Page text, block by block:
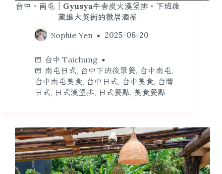
台中、南屯｜Gyusya牛舎炭火漢堡排・下班後
藏進大英街的微居酒屋
Sophie Yen
2025-08-20
台中 Taichung
南屯日式, 台中下班後聚餐, 台中南屯,
台中南屯美食, 台中日式, 台中美食, 台灣
日式, 日式漢堡排, 日式餐點, 美食餐點